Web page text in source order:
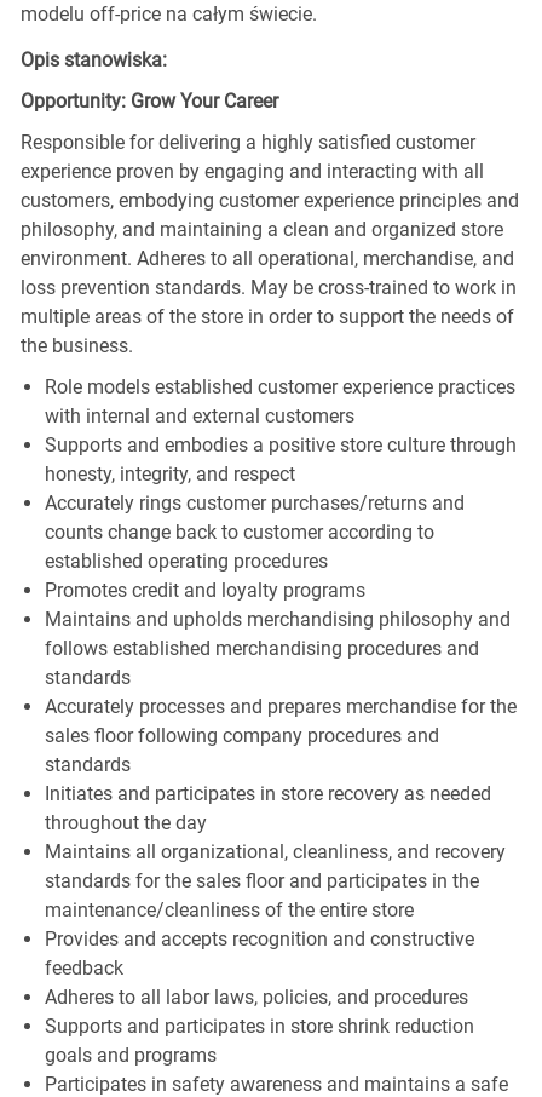
modelu off-price na całym świecie.
Opis stanowiska:
Opportunity: Grow Your Career
Responsible for delivering a highly satisfied customer
experience proven by engaging and interacting with all
customers, embodying customer experience principles and
philosophy, and maintaining a clean and organized store
environment. Adheres to all operational, merchandise, and
loss prevention standards. May be cross-trained to work in
multiple areas of the store in order to support the needs of
the business.
Role models established customer experience practices
with internal and external customers
Supports and embodies a positive store culture through
honesty, integrity, and respect
Accurately rings customer purchases/returns and
counts change back to customer according to
established operating procedures
Promotes credit and loyalty programs
Maintains and upholds merchandising philosophy and
follows established merchandising procedures and
standards
Accurately processes and prepares merchandise for the
sales floor following company procedures and
standards
Initiates and participates in store recovery as needed
throughout the day
Maintains all organizational, cleanliness, and recovery
standards for the sales floor and participates in the
maintenance/cleanliness of the entire store
Provides and accepts recognition and constructive
feedback
Adheres to all labor laws, policies, and procedures
Supports and participates in store shrink reduction
goals and programs
Participates in safety awareness and maintains a safe